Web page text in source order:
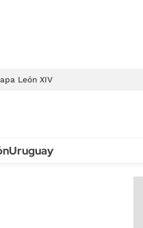
León XIV
Uruguay